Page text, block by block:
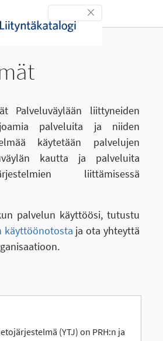
Toggle navigation
Palveluväylään liittyneiden
palveluita ja niiden
käytetään palvelujen
kautta ja palveluita
liittämisessä
palvelun käyttöösi, tutustu
käyttöönotosta ja ota yhteyttä
(YTJ) on PRH:n ja